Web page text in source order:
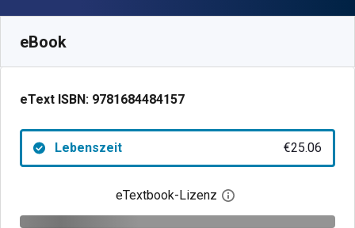
eBook
eText ISBN: 9781684484157
Lebenszeit €25.06
eTextbook-Lizenz Digitalen